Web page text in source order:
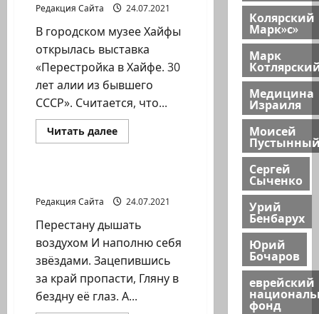
Редакция Сайта 24.07.2021
В городском музее Хайфы
открылась выставка
«Перестройка в Хайфе. 30
лет алии из бывшего
СССР». Считается, что...
Читать далееПрочитать
больше
Литературная гостиная
Редакция Сайта 24.07.2021
Перестану дышать
воздухом И наполню себя
звёздами. Зацепившись
за край пропасти, Гляну в
бездну её глаз. А...
Колярский
Марк»с»
Марк
Медицина
Израиля
Моисей
Сергей
Сыченко
Урий
Бенбарух
Юрий
Бочаров
еврейский
фонд